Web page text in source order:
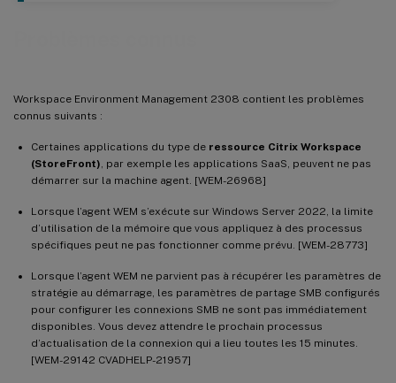
Workspace Environment Management 2308 contient les problèmes
connus suivants :
Certaines applications du type de ressource Citrix Workspace
(StoreFront) , par exemple les applications SaaS, peuvent ne pas
démarrer sur la machine agent. [WEM-26968]
Lorsque l’agent WEM s’exécute sur Windows Server 2022, la limite
d’utilisation de la mémoire que vous appliquez à des processus
spécifiques peut ne pas fonctionner comme prévu. [WEM-28773]
Lorsque l’agent WEM ne parvient pas à récupérer les paramètres de
stratégie au démarrage, les paramètres de partage SMB configurés
pour configurer les connexions SMB ne sont pas immédiatement
disponibles. Vous devez attendre le prochain processus
d’actualisation de la connexion qui a lieu toutes les 15 minutes.
[WEM-29142 CVADHELP-21957]